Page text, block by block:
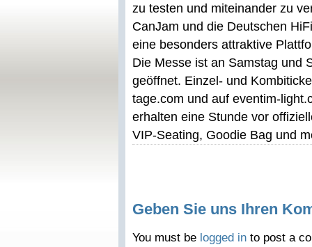
zu testen und miteinander zu
CanJam und die Deutschen
eine besonders attraktive
Die Messe ist an Samstag und
geöffnet. Einzel- und
tage.com und auf eventim-
erhalten eine Stunde vor
VIP-Seating, Goodie Bag und
Geben Sie uns Ihren
You must be logged in to post a